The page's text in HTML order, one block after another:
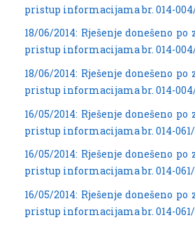
pristup informacijama br. 014-
18/06/2014: Rješenje donešeno
pristup informacijama br. 014-
18/06/2014: Rješenje donešeno
pristup informacijama br. 014-
16/05/2014: Rješenje donešeno
pristup informacijama br. 014-061/
16/05/2014: Rješenje donešeno
pristup informacijama br. 014-061/
16/05/2014: Rješenje donešeno
pristup informacijama br. 014-